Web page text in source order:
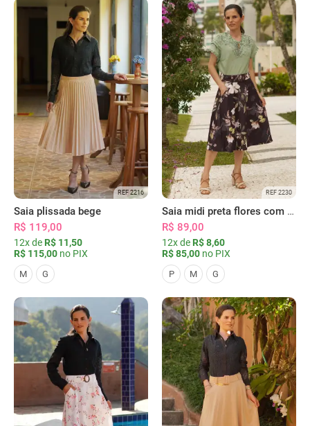
REF 2216
Saia plissada bege
R$ 119,00
12x de R$ 11,50
R$ 115,00 no PIX
M G
REF 2230
Saia midi preta flores com bolsos
R$ 89,00
12x de R$ 8,60
R$ 85,00 no PIX
P M G